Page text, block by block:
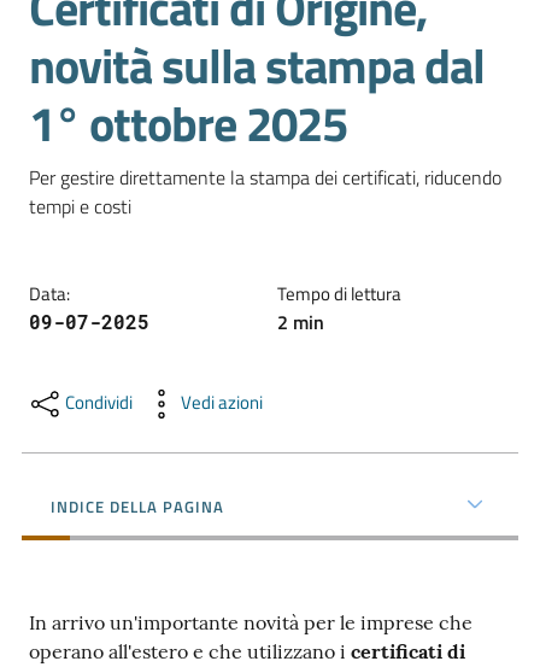
Avviare
l'Impresa
Gestire
l'Impresa
Promuovere
l'Impresa
il
territorio
Tutelare
l'Impresa
Consumatore
novità sulla stampa dal
1° ottobre 2025
Per gestire direttamente la stampa dei certificati, riducendo
tempi e costi
Data:
09-07-2025
Tempo di lettura
2 min
Condividi Vedi azioni
INDICE DELLA PAGINA
In arrivo un'importante novità per le imprese che
operano all'estero e che utilizzano i certificati di